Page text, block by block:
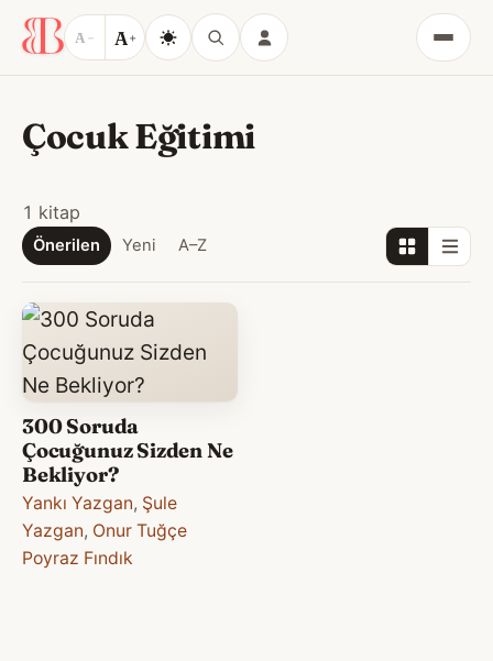
A − A+
Menü
Çocuk Eğitimi
1 kitap
Önerilen Yeni A–Z
300 Soruda
Çocuğunuz Sizden Ne
Bekliyor?
Yankı Yazgan, Şule
Yazgan, Onur Tuğçe
Poyraz Fındık